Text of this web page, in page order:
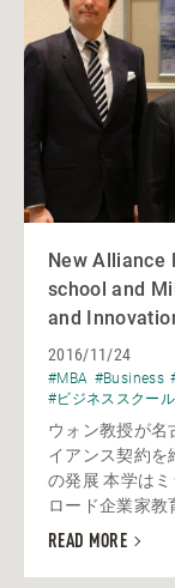
New Alliance
school and
and
2016/11/24
#MBA #Business
#ビジネススクール
ウォン教授が名
イアンス契約を
の発展 本学は
ロード企業家教
READ MORE